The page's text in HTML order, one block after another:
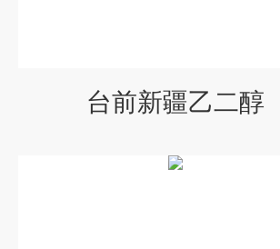
台前新疆乙二醇